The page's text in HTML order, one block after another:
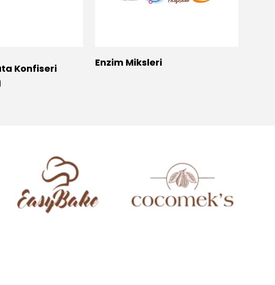
Konfiseri
Enzim Miksleri